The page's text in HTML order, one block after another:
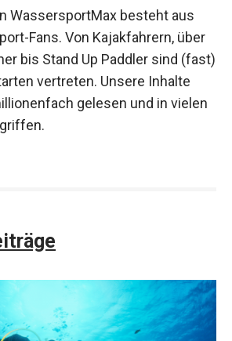
WassersportMax besteht aus
Fans. Von Kajakfahrern, über
bis Stand Up Paddler sind (fast)
vertreten. Unsere Inhalte
gelesen und in vielen